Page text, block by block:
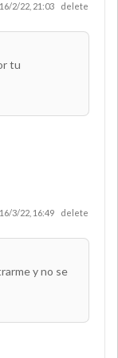
16/2/22, 21:03 delete
tu
16/3/22, 16:49 delete
y no se